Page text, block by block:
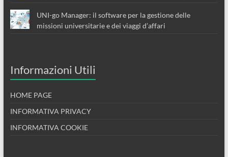
UNI-go Manager: il software per la gestione delle
missioni universitarie e dei viaggi d’affari
Informazioni Utili
HOME PAGE
INFORMATIVA PRIVACY
INFORMATIVA COOKIE